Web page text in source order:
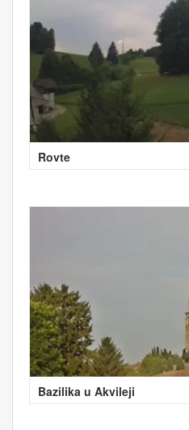
Rovte
Bazilika u Akvileji